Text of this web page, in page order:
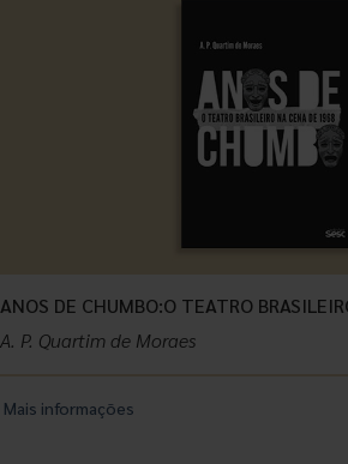
ANOS DE CHUMBO:O TEATRO
A. P. Quartim de Moraes
Mais informações